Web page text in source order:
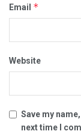
Email *
Website
Save my
next time I